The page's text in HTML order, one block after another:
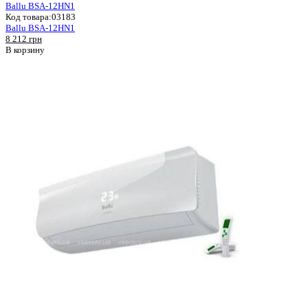
Ballu BSA-12HN1
Код товара:03183
Ballu BSA-12HN1
8 212 грн
В корзину